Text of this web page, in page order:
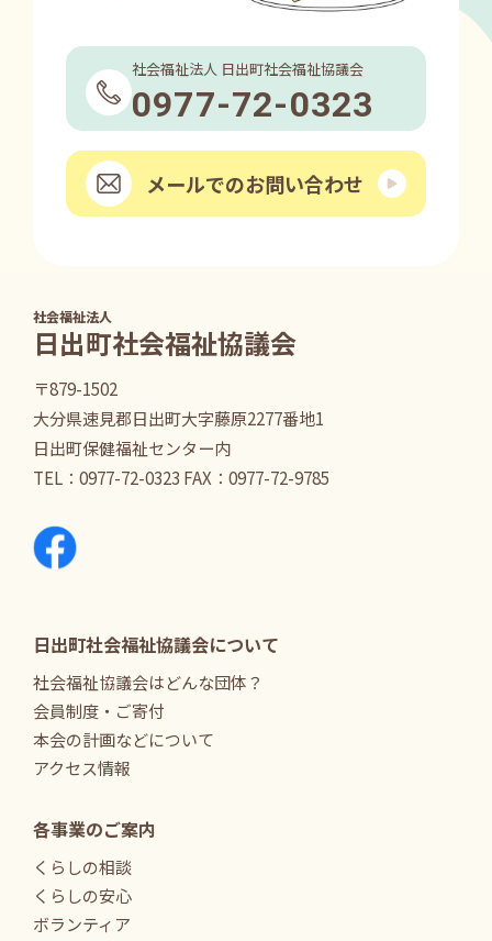
社会福祉法人 日出町社会福祉協議会
0977-72-0323
メールでのお問い合わせ
社会福祉法人
日出町社会福祉協議会
〒879-1502
大分県速見郡日出町大字藤原2277番地1
日出町保健福祉センター内
TEL： 0977-72-0323 FAX：0977-72-9785
日出町社会福祉協議会について
社会福祉協議会はどんな団体？
会員制度・ご寄付
本会の計画などについて
アクセス情報
各事業のご案内
くらしの相談
くらしの安心
ボランティア